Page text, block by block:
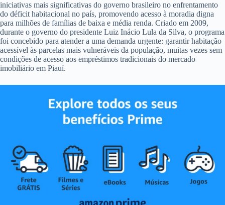
iniciativas mais significativas do governo brasileiro no enfrentamento
do déficit habitacional no país, promovendo acesso à moradia digna
para milhões de famílias de baixa e média renda. Criado em 2009,
durante o governo do presidente Luiz Inácio Lula da Silva, o programa
foi concebido para atender a uma demanda urgente: garantir habitação
acessível às parcelas mais vulneráveis da população, muitas vezes sem
condições de acesso aos empréstimos tradicionais do mercado
imobiliário em Piauí.